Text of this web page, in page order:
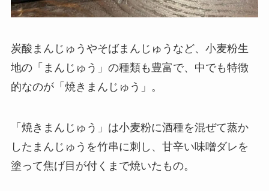
炭酸まんじゅうやそばまんじゅうなど、小麦粉生
地の「まんじゅう」の種類も豊富で、中でも特徴
的なのが「焼きまんじゅう」。
「焼きまんじゅう」は小麦粉に酒種を混ぜて蒸か
したまんじゅうを竹串に刺し、甘辛い味噌ダレを
塗って焦げ目が付くまで焼いたもの。